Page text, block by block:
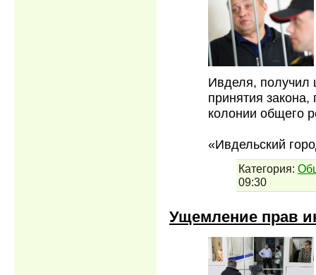
Ивделя, получил
принятия
колонии общего
«Ивдельский
Категория:
09:30
Ущемление прав